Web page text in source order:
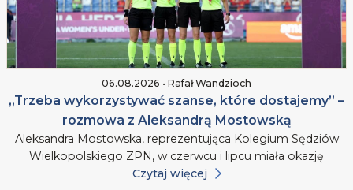
06.08.2026 • Rafał Wandzioch
„Trzeba wykorzystywać szanse, które dostajemy” –
rozmowa z Aleksandrą Mostowską
Aleksandra Mostowska, reprezentująca Kolegium Sędziów
Wielkopolskiego ZPN, w czerwcu i lipcu miała okazję
Czytaj więcej